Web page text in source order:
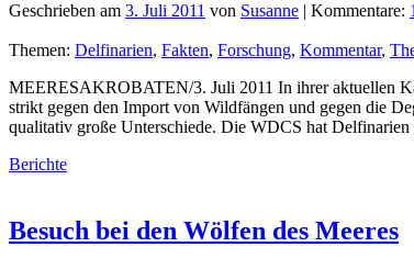
Geschrieben am 3. Juli 2011 von Susanne | Kommentare:
Themen: Delfinarien, Fakten, Forschung, Kommentar,
MEERESAKROBATEN/3. Juli 2011 In ihrer aktuellen
strikt gegen den Import von Wildfängen und gegen die
qualitativ große Unterschiede. Die WDCS hat
Berichte
Besuch bei den Wölfen des Meeres